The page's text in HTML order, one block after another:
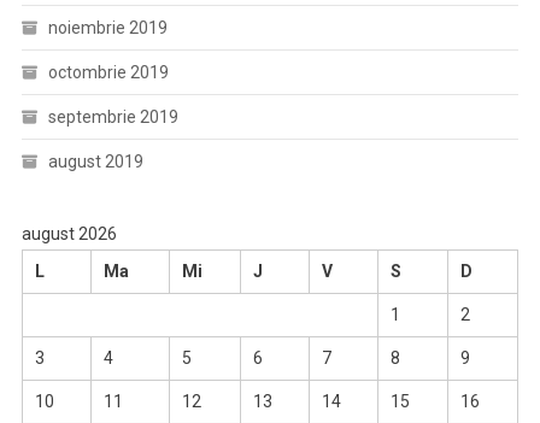
noiembrie 2019
octombrie 2019
septembrie 2019
august 2019
august 2026
L
Ma Mi J V S D
1 2
3 4 5 6 7 8 9
10 11 12 13 14 15 16